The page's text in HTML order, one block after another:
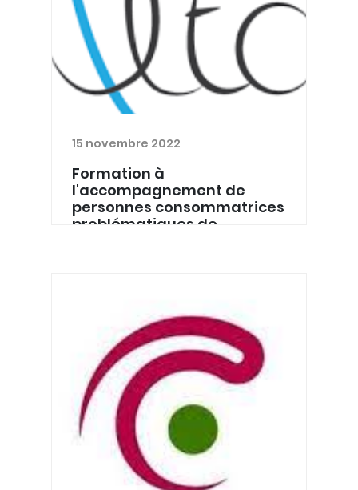
15 novembre 2022
Formation à
l'accompagnement de
personnes consommatrices
problématiques de
un projet de sensibilisation et de
formation à l’accompagnement de
personnes consommatrices
problématiques de boissons alco...